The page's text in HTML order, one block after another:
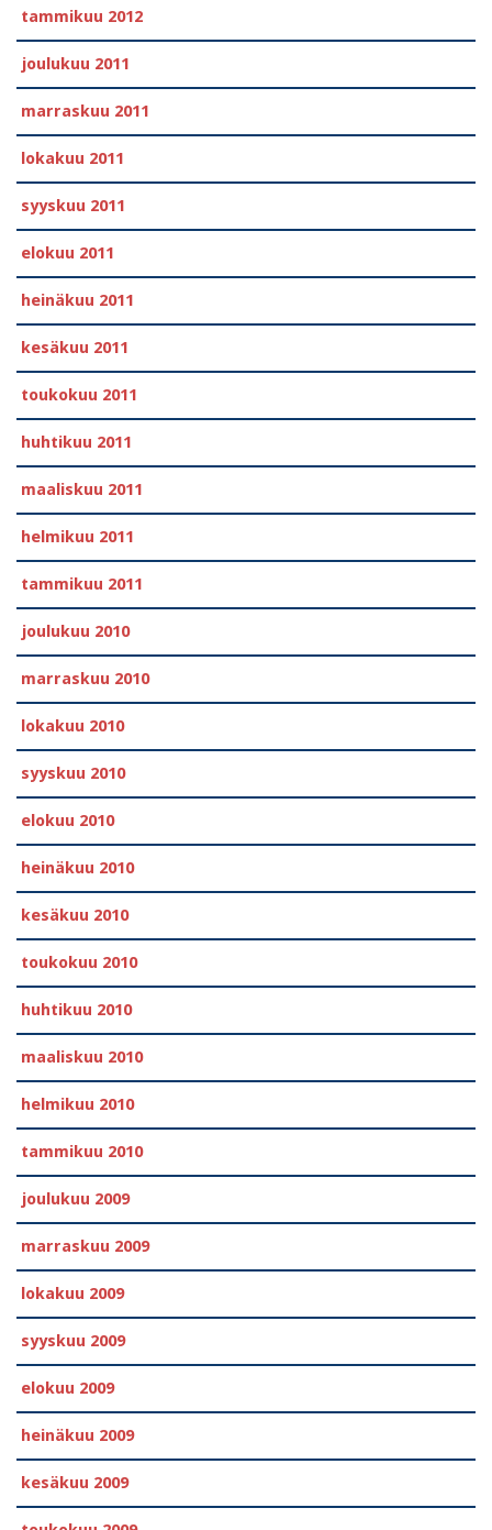
tammikuu 2012
joulukuu 2011
marraskuu 2011
lokakuu 2011
syyskuu 2011
elokuu 2011
heinäkuu 2011
kesäkuu 2011
toukokuu 2011
huhtikuu 2011
maaliskuu 2011
helmikuu 2011
tammikuu 2011
joulukuu 2010
marraskuu 2010
lokakuu 2010
syyskuu 2010
elokuu 2010
heinäkuu 2010
kesäkuu 2010
toukokuu 2010
huhtikuu 2010
maaliskuu 2010
helmikuu 2010
tammikuu 2010
joulukuu 2009
marraskuu 2009
lokakuu 2009
syyskuu 2009
elokuu 2009
heinäkuu 2009
kesäkuu 2009